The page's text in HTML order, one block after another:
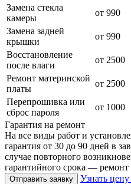
Замена стекла
камеры
от 990
Замена задней
крышки
от 990
Восстановление
после влаги
от 2500
Ремонт материнской
платы
от 2500
Перепрошивка или
сброс пароля
от 1000
Гарантия на ремонт
На все виды работ и
гарантия от 30 до 90 дней в
случае повторного
гарантийного срока — ремонт
Отправить заявку
Узнать цену